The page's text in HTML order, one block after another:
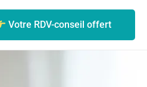
Votre RDV-conseil offert